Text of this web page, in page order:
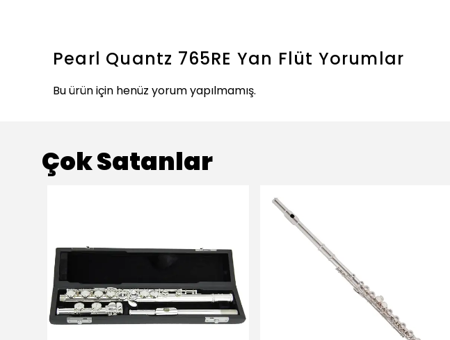
Pearl Quantz 765RE Yan Flüt Yorumlar
Bu ürün için henüz yorum yapılmamış.
Çok Satanlar